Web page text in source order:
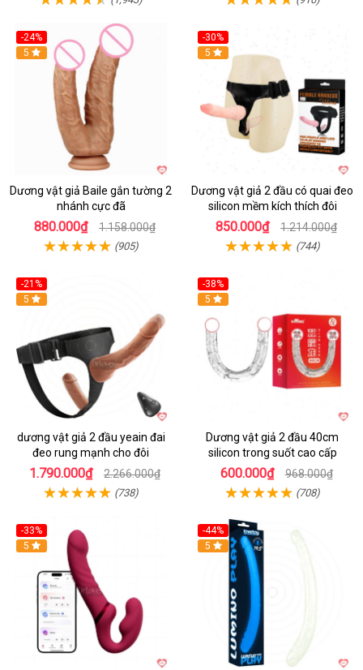
-24%
Hot
5
Dương vật giả Baile gắn tường 2
nhánh cực đã
880.000₫ 1.158.000₫
(905)
-30%
Hot
5
Dương vật giả 2 đầu có quai đeo
silicon mềm kích thích đôi
850.000₫ 1.214.000₫
(744)
-21%
Hot
5
dương vật giả 2 đầu yeain đai
đeo rung mạnh cho đôi
1.790.000₫ 2.266.000₫
(738)
-38%
Hot
5
Dương vật giả 2 đầu 40cm
silicon trong suốt cao cấp
600.000₫ 968.000₫
(708)
-33%
5
-44%
Hot
5